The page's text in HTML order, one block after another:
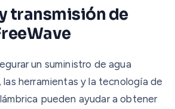
transmisión de
un suministro de agua
herramientas y la tecnología de
pueden ayudar a obtener